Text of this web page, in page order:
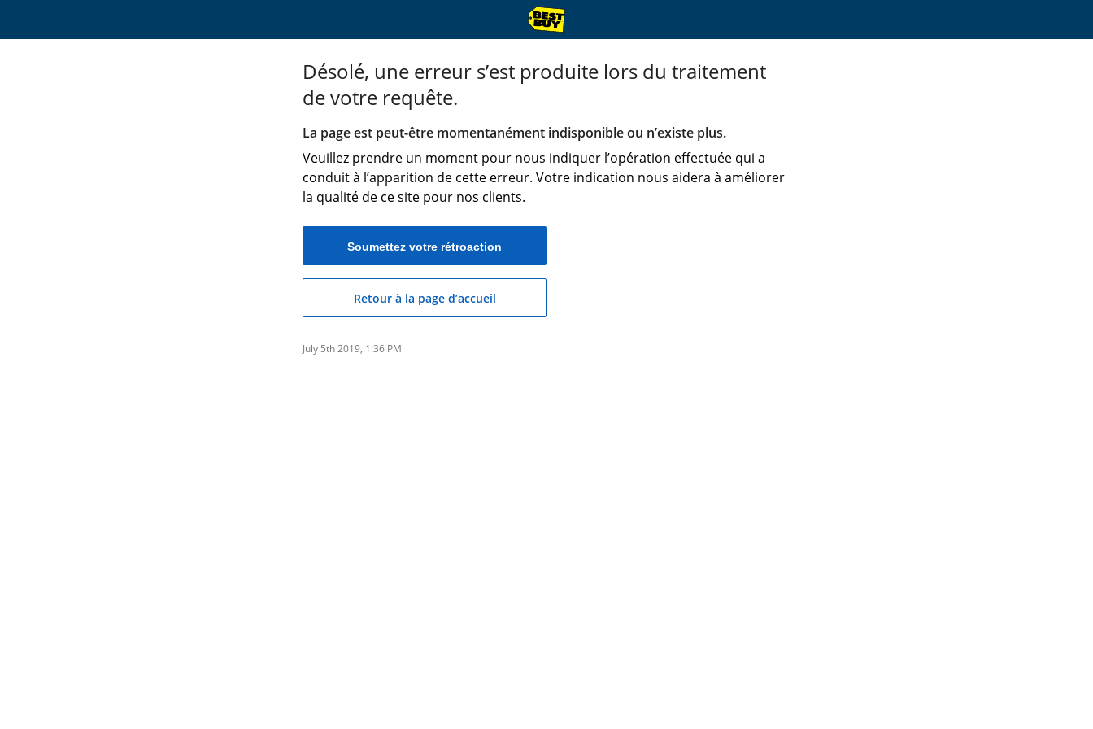
Désolé, une erreur s’est produite lors du traitement
de votre requête.
La page est peut-être momentanément indisponible ou n’existe plus.
Veuillez prendre un moment pour nous indiquer l’opération effectuée qui a
conduit à l’apparition de cette erreur. Votre indication nous aidera à améliorer
la qualité de ce site pour nos clients.
Soumettez votre rétroaction
Retour à la page d’accueil
July 5th 2019, 1:36 PM